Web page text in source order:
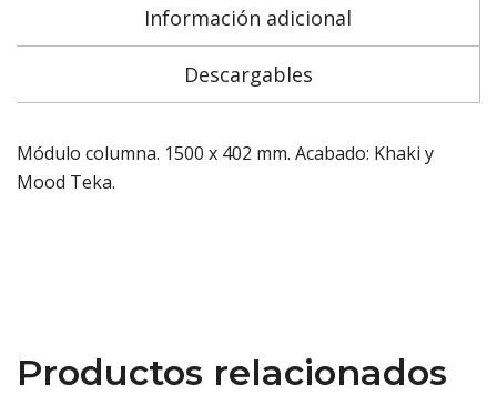
Información adicional
Descargables
Módulo columna. 1500 x 402 mm. Acabado: Khaki y
Mood Teka.
Productos relacionados